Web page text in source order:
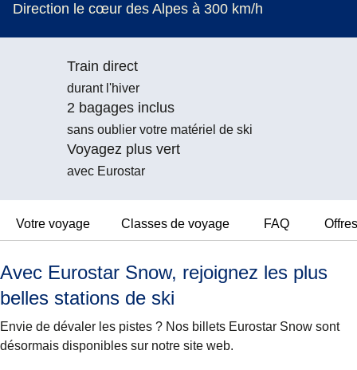
Direction le cœur des Alpes à 300 km/h
Train direct
durant l'hiver
2 bagages inclus
sans oublier votre matériel de ski
Voyagez plus vert
avec Eurostar
Votre voyage Classes de voyage FAQ Offres
Avec Eurostar Snow, rejoignez les plus
belles stations de ski
Envie de dévaler les pistes ? Nos billets Eurostar Snow sont
désormais disponibles sur notre site web.